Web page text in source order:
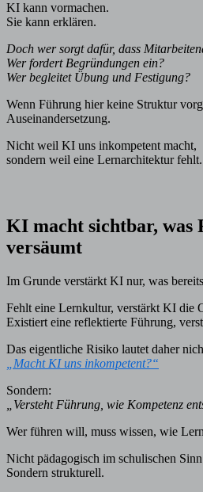
KI kann vormachen.
Sie kann erklären.
Doch wer sorgt dafür, dass
Wer fordert Begründungen ein?
Wer begleitet Übung und Festigung?
Wenn Führung hier keine Struktur
Auseinandersetzung.
Nicht weil KI uns inkompetent macht,
sondern weil eine Lernarchitektur fehlt.
KI macht sichtbar, was
versäumt
Im Grunde verstärkt KI nur, was
Fehlt eine Lernkultur, verstärkt KI die
Existiert eine reflektierte Führung,
Das eigentliche Risiko lautet daher
„Macht KI uns inkompetent?“
Sondern:
„Versteht Führung, wie Kompetenz
Wer führen will, muss wissen, wie
Nicht pädagogisch im schulischen
Sondern strukturell.